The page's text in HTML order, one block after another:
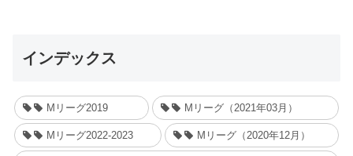
インデックス
Mリーグ2019 Mリーグ（2021年03月）
Mリーグ2022-2023 Mリーグ（2020年12月）